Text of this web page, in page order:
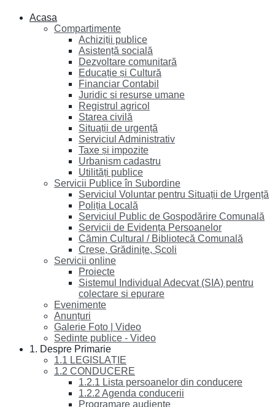
Acasa
Compartimente
Achiziții publice
Asistență socială
Dezvoltare comunitară
Educație și Cultură
Financiar Contabil
Juridic si resurse umane
Registrul agricol
Starea civilă
Situații de urgență
Serviciul Administrativ
Taxe și impozite
Urbanism cadastru
Utilități publice
Servicii Publice în Subordine
Serviciul Voluntar pentru Situații de Urgență
Poliția Locală
Serviciul Public de Gospodărire Comunală
Servicii de Evidența Persoanelor
Cămin Cultural / Bibliotecă Comunală
Creșe, Grădinițe, Școli
Servicii online
Proiecte
Sistemul Individual Adecvat (SIA) pentru
colectare si epurare
Evenimente
Anunțuri
Galerie Foto | Video
Sedinte publice - Video
1. Despre Primarie
1.1 LEGISLAȚIE
1.2 CONDUCERE
1.2.1 Lista persoanelor din conducere
1.2.2 Agenda conducerii
Programare audiențe